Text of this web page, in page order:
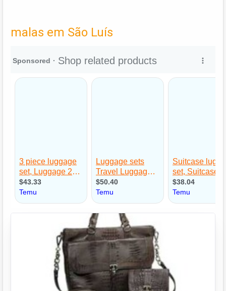
malas em São Luís